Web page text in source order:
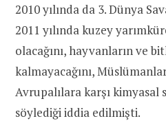
2010 yılında da 3. Dünya
2011 yılında kuzey
olacağını, hayvanların ve
kalmayacağını,
Avrupalılara karşı kimyasal
söylediği iddia edilmişti.